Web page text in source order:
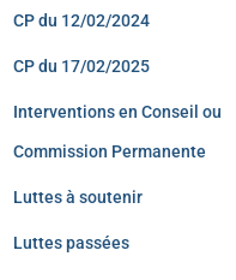
CP du 12/02/2024
CP du 17/02/2025
Interventions en Conseil ou
Commission Permanente
Luttes à soutenir
Luttes passées